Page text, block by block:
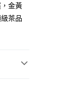
金黃
茶品